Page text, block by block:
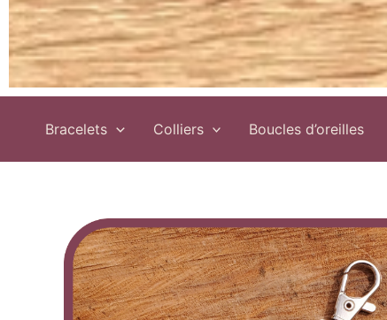
Bracelets Colliers Boucles d’oreilles